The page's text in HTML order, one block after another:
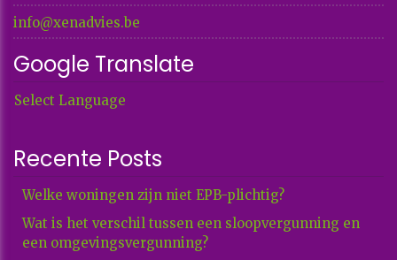
info@xenadvies.be
Google Translate
Select Language
Recente Posts
Welke woningen zijn niet EPB-plichtig?
Wat is het verschil tussen een sloopvergunning en
een omgevingsvergunning?